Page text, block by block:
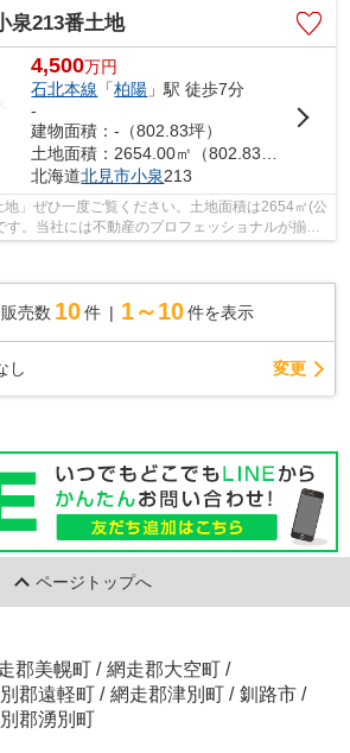
泉213番土地
4,500万円
石北本線 「柏陽 」駅 徒歩7分
-
建物面積：-（802.83坪）
北海道北見市小泉213
地」ぜひ一度ご覧ください。土地面積は2654㎡(公
す。当社には不動産のプロフェッショナルが揃っ
販売数 10 件 1～10 件を表示
し 変更
ページトップへ
郡美幌町 / 網走郡大空町 /
郡遠軽町 / 網走郡津別町 / 釧路市 /
郡湧別町